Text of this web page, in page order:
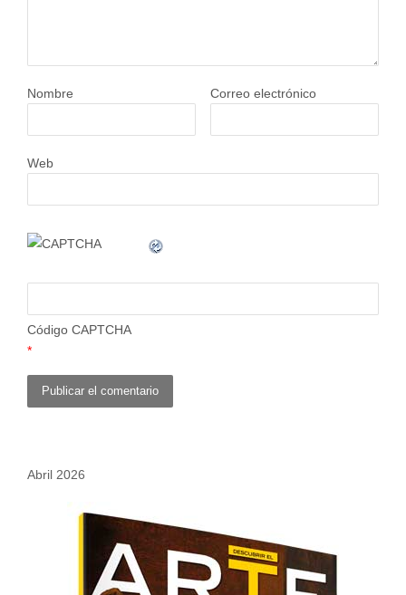
Nombre Correo electrónico
Web
Código CAPTCHA
*
Abril 2026